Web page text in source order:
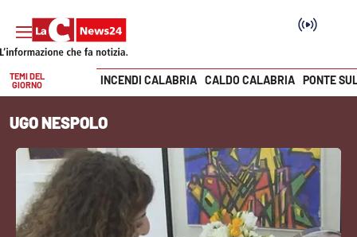
SEZIONI
Cronaca
Politica
Vai
TEMI DEL
GIORNO
INCENDI CALABRIA CALDO CALABRIA PONTE
UGO NESPOLO